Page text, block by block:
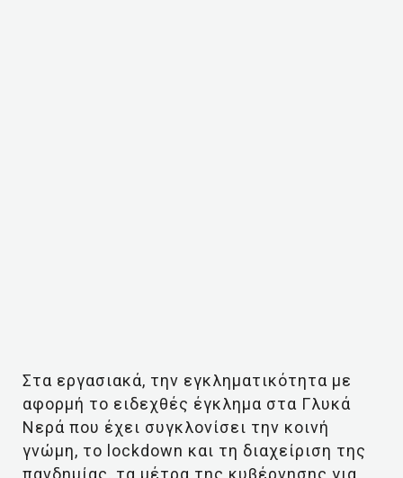
Στα εργασιακά, την εγκληματικότητα με
αφορμή το ειδεχθές έγκλημα στα Γλυκά
Νερά που έχει συγκλονίσει την κοινή
γνώμη, το lockdown και τη διαχείριση της
πανδημίας, τα μέτρα της κυβέρνησης για